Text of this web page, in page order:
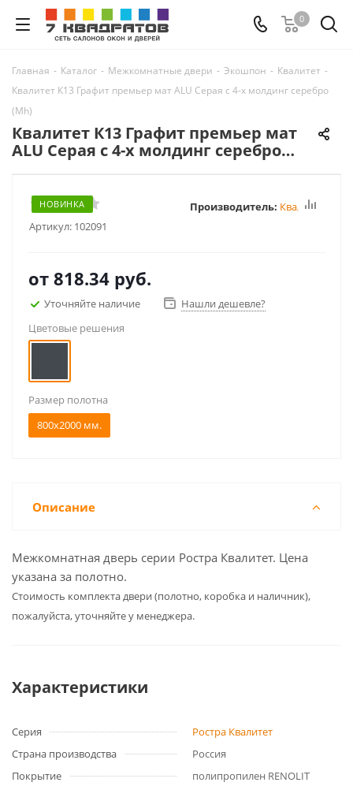
0
Главная - Каталог - Межкомнатные двери - Экошпон - Квалитет -
Квалитет К13 Графит премьер мат ALU Серая с 4-х молдинг серебро
(Mh)
Квалитет К13 Графит премьер мат
ALU Серая с 4-х молдинг серебро
НОВИНКА
Артикул: 102091
Производитель: Квалитет
от 818.34 руб.
Уточняйте наличие
Нашли дешевле?
Цветовые решения
Размер полотна
800x2000 мм.
Описание
Межкомнатная дверь серии Ростра Квалитет. Цена
указана за полотно.
Cтоимость комплекта двери (полотно, коробка и наличник),
пожалуйста, уточняйте у менеджера.
Характеристики
Серия
Ростра Квалитет
Страна производства
Россия
Покрытие
полипропилен RENOLIT